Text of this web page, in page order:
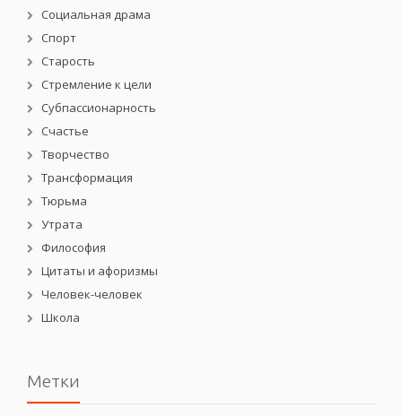
Социальная драма
Спорт
Старость
Стремление к цели
Субпассионарность
Счастье
Творчество
Трансформация
Тюрьма
Утрата
Философия
Цитаты и афоризмы
Человек-человек
Школа
Метки